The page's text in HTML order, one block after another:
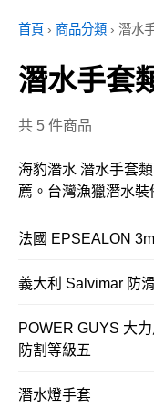
首頁 › 商品分類 › 潛水
潛水手套
共 5 件商品
海豹潛水 潛水手套
薦。台灣漁獵潛水裝
法國 EPSEALON
義大利 Salvimar 防
POWER GUYS 大
防割等級五
潛水燈手套